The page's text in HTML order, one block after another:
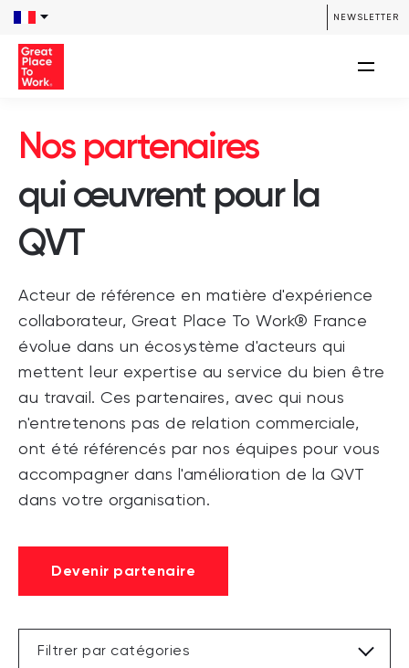
NEWSLETTER
/**** SEARCH *****/ /**** END SEARCH *****/
Nos partenaires
qui œuvrent pour la
QVT
Acteur de référence en matière d'expérience
collaborateur, Great Place To Work® France
évolue dans un écosystème d'acteurs qui
mettent leur expertise au service du bien être
au travail. Ces partenaires, avec qui nous
n'entretenons pas de relation commerciale,
ont été référencés par nos équipes pour vous
accompagner dans l'amélioration de la QVT
dans votre organisation.
Devenir partenaire
Filtrer par catégories